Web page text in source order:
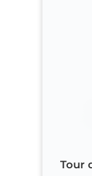
Tour